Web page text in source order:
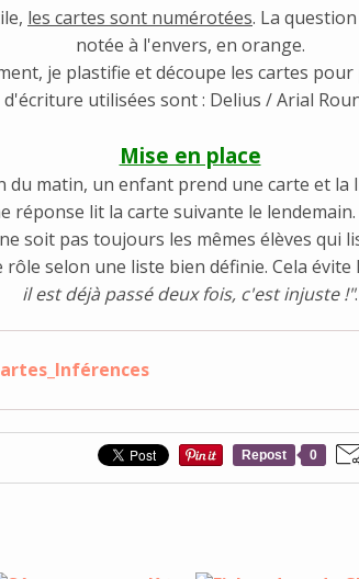
les cartes sont numérotées. La
notée à l'envers, en orange.
je plastifie et découpe les cartes pour
d'écriture utilisées sont : Delius / Arial
Mise en place
matin, un enfant prend une carte et la
réponse lit la carte suivante le lendemain.
soit pas toujours les mêmes élèves qui
selon une liste bien définie. Cela évite
il est déjà passé deux fois, c'est injuste !".
Repost 0